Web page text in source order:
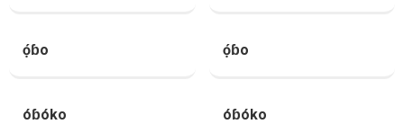
ọ́ɓo ọ́ɓo
óɓóko óɓóko